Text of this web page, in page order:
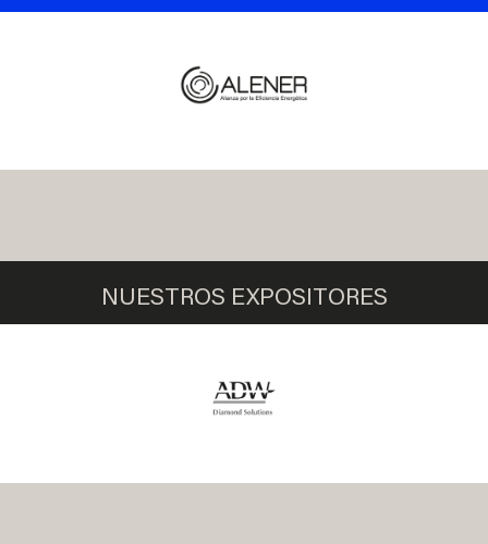
NUESTROS EXPOSITORES